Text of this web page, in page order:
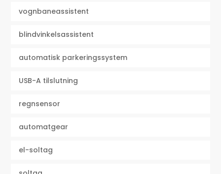
vognbaneassistent
blindvinkelsassistent
automatisk parkeringssystem
USB-A tilslutning
regnsensor
automatgear
el-soltag